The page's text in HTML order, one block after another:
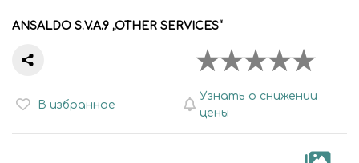
ANSALDO S.V.A.9 „OTHER SERVICES“
В избранное
Узнать о снижении
цены